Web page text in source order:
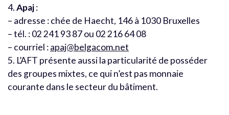
4.Apaj:
– adresse : chée de Haecht, 146 à 1030 Bruxelles
– tél. : 02 241 93 87 ou 02 216 64 08
– courriel :apaj@belgacom.net
5. L’AFT présente aussi la particularité de posséder
des groupes mixtes, ce qui n’est pas monnaie
courante dans le secteur du bâtiment.